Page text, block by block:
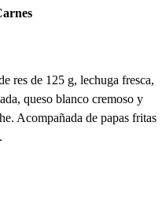
res de 125 g, lechuga fresca,
queso blanco cremoso y
Acompañada de papas fritas